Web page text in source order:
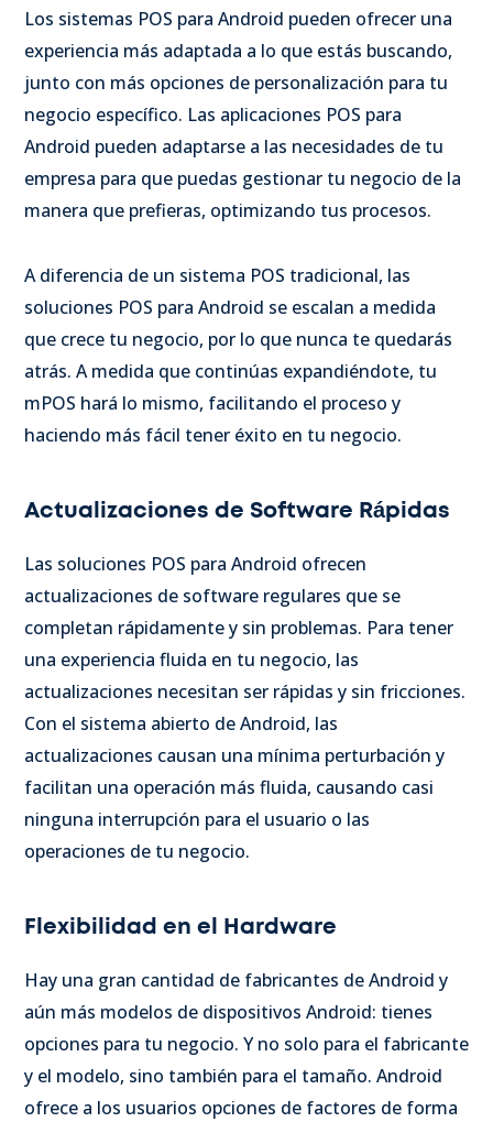
Los sistemas POS para Android pueden ofrecer una
experiencia más adaptada a lo que estás buscando,
junto con más opciones de personalización para tu
negocio específico. Las aplicaciones POS para
Android pueden adaptarse a las necesidades de tu
empresa para que puedas gestionar tu negocio de la
manera que prefieras, optimizando tus procesos.
A diferencia de un sistema POS tradicional, las
soluciones POS para Android se escalan a medida
que crece tu negocio, por lo que nunca te quedarás
atrás. A medida que continúas expandiéndote, tu
mPOS hará lo mismo, facilitando el proceso y
haciendo más fácil tener éxito en tu negocio.
Actualizaciones de Software Rápidas
Las soluciones POS para Android ofrecen
actualizaciones de software regulares que se
completan rápidamente y sin problemas. Para tener
una experiencia fluida en tu negocio, las
actualizaciones necesitan ser rápidas y sin fricciones.
Con el sistema abierto de Android, las
actualizaciones causan una mínima perturbación y
facilitan una operación más fluida, causando casi
ninguna interrupción para el usuario o las
operaciones de tu negocio.
Flexibilidad en el Hardware
Hay una gran cantidad de fabricantes de Android y
aún más modelos de dispositivos Android: tienes
opciones para tu negocio. Y no solo para el fabricante
y el modelo, sino también para el tamaño. Android
ofrece a los usuarios opciones de factores de forma